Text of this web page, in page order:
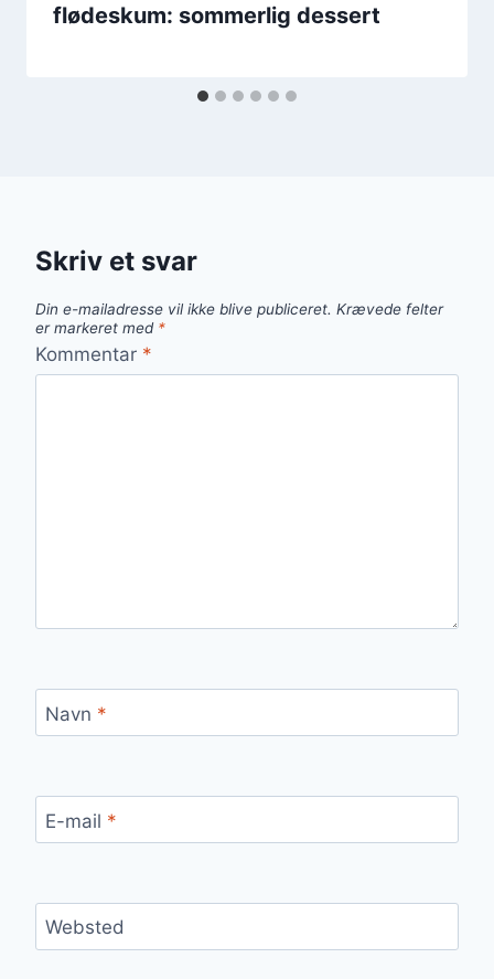
flødeskum: sommerlig dessert
Skriv et svar
Din e-mailadresse vil ikke blive publiceret. Krævede felter
er markeret med *
Kommentar *
Navn *
E-mail *
Websted